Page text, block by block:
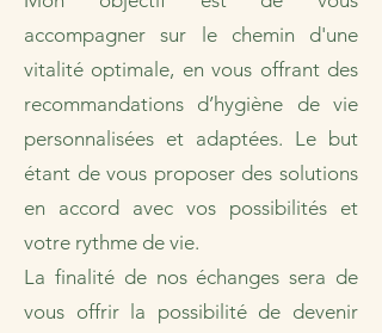
accompagner sur le chemin d'une
vitalité optimale, en vous offrant des
recommandations d’hygiène de vie
personnalisées et adaptées. Le but
étant de vous proposer des solutions
en accord avec vos possibilités et
votre rythme de vie.
La finalité de nos échanges sera de
vous offrir la possibilité de devenir